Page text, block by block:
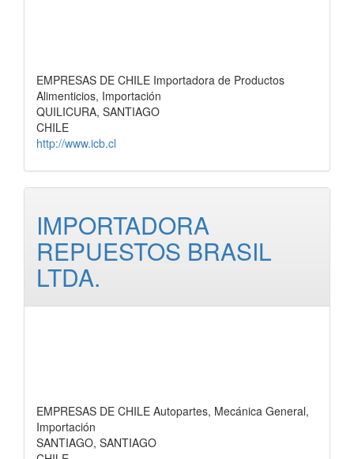
EMPRESAS DE CHILE Importadora de Productos
Alimenticios, Importación
QUILICURA, SANTIAGO
CHILE
http://www.icb.cl
IMPORTADORA
REPUESTOS BRASIL
LTDA.
EMPRESAS DE CHILE Autopartes, Mecánica General,
Importación
SANTIAGO, SANTIAGO